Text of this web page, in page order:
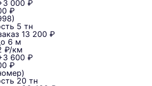
000 ₽
₽
5 тн
13 200 ₽
6 м
₽/км
600 ₽
₽
20 тн